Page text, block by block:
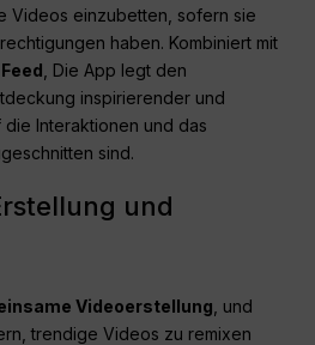
Videos einzubetten, sofern sie
haben. Kombiniert mit
, Die App legt den
inspirierender und
Interaktionen und das
sind.
und
Videoerstellung , und
trendige Videos zu remixen